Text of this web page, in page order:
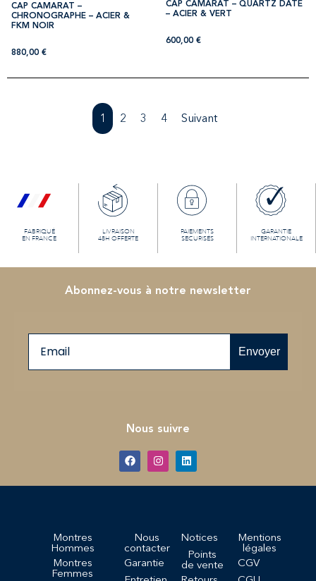
CAP CAMARAT –
CHRONOGRAPHE – ACIER &
FKM NOIR
880,00 €
CAP CAMARAT – QUARTZ DATE
– ACIER & VERT
600,00 €
1 2 3 4 Suivant
FABRIQUÉ
EN FRANCE
LIVRAISON
48H OFFERTE
PAIEMENTS
SECURISÉS
GARANTIE
INTERNATIONALE
Abonnez-vous à notre newsletter
Envoyer
Nous suivre
Montres
Hommes
Montres
Femmes
Nous
contacter
Garantie
Notices
Points
de vente
Mentions
légales
CGV